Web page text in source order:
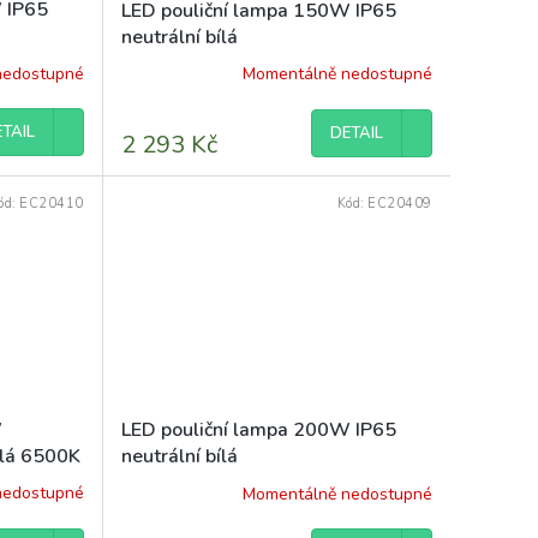
IP65
LED pouliční lampa 150W IP65
neutrální bílá
Momentálně nedostupné
2 293 Kč DETAIL
6500K
EC20410
LED pouliční lampa 200W IP65
neutrální bílá
Momentálně nedostupné
Kód: EC20409